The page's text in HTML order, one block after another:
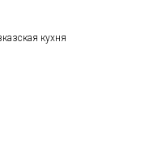
кухня